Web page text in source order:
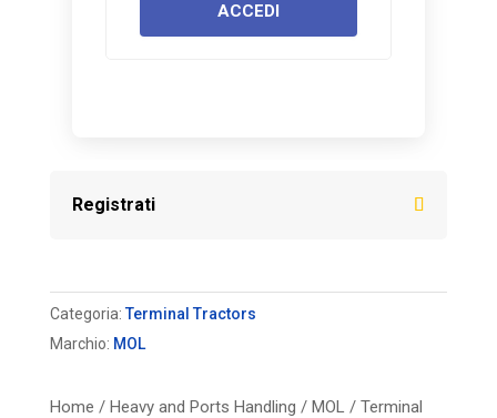
ACCEDI
Registrati
Categoria: Terminal Tractors
Marchio: MOL
Home / Heavy and Ports Handling / MOL / Terminal